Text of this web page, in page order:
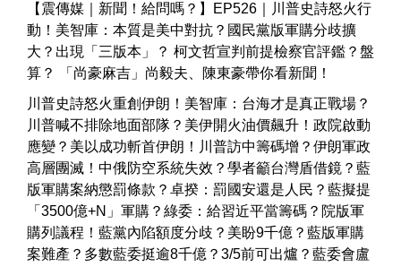
【震傳媒｜新聞！給問嗎？】EP526｜川普史詩怒火行
動！美智庫：本質是美中對抗？國民黨版軍購分歧擴
大？出現「三版本」？ 柯文哲宣判前提檢察官評鑑？盤
算？ 「尚豪麻吉」尚毅夫、陳東豪帶你看新聞！
川普史詩怒火重創伊朗！美智庫：台海才是真正戰場？
川普喊不排除地面部隊？美伊開火油價飆升！政院啟動
應變？美以成功斬首伊朗！川普訪中籌碼增？伊朗軍政
高層團滅！中俄防空系統失效？學者籲台灣盾借鏡？藍
版軍購案納懲罰條款？卓揆：罰國安還是人民？藍擬提
「3500億+N」軍購？綠委：給習近平當籌碼？院版軍
購列議程！藍黨內陷額度分歧？美盼9千億？藍版軍購
案難產？多數藍委挺逾8千億？3/5前可出爐？藍委會盧